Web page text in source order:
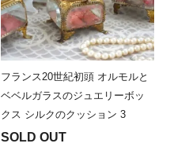
フランス20世紀初頭 オルモルと
ベベルガラスのジュエリーボッ
クス シルクのクッション 3
SOLD OUT